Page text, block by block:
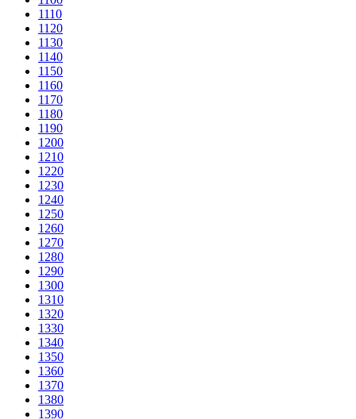
1110
1120
1130
1140
1150
1160
1170
1180
1190
1200
1210
1220
1230
1240
1250
1260
1270
1280
1290
1300
1310
1320
1330
1340
1350
1360
1370
1380
1390